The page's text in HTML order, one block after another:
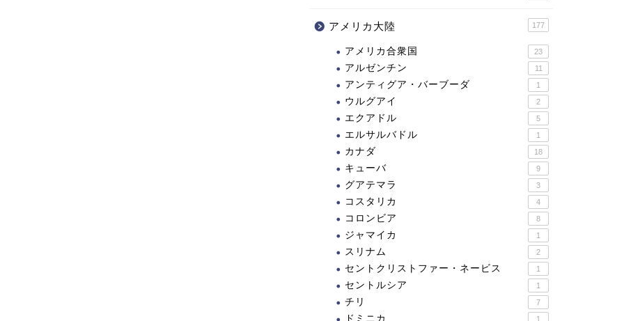
アメリカ大陸 177
アメリカ合衆国 23
アルゼンチン 11
アンティグア・バーブーダ 1
ウルグアイ 2
エクアドル 5
エルサルバドル 1
カナダ 18
キューバ 9
グアテマラ 3
コスタリカ 4
コロンビア 8
ジャマイカ 1
スリナム 2
セントクリストファー・ネービス 1
セントルシア 1
チリ 7
ドミニカ 1